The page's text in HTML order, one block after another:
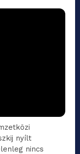
nyílt
nincs